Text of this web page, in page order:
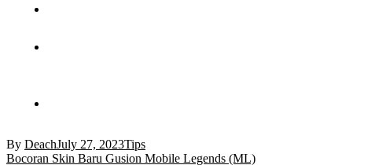
By DeachJuly 27, 2023Tips
Post
Bocoran Skin Baru Gusion Mobile Legends (ML)